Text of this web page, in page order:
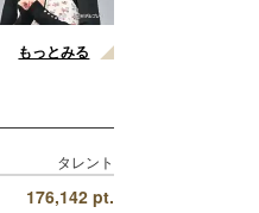
もっとみる
タレント
176,142 pt.